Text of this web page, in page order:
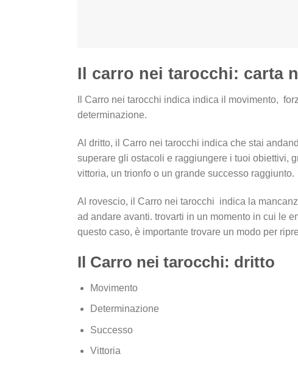
Il carro nei tarocchi: carta
Il Carro nei tarocchi indica indica il movimento,
determinazione.
Al dritto, il Carro nei tarocchi indica che stai
superare gli ostacoli e raggiungere i tuoi obiettivi,
vittoria, un trionfo o un grande successo raggiunto.
Al rovescio, il Carro nei tarocchi indica la
ad andare avanti. trovarti in un momento in cui le
questo caso, è importante trovare un modo per
Il Carro nei tarocchi: dritto
Movimento
Determinazione
Successo
Vittoria